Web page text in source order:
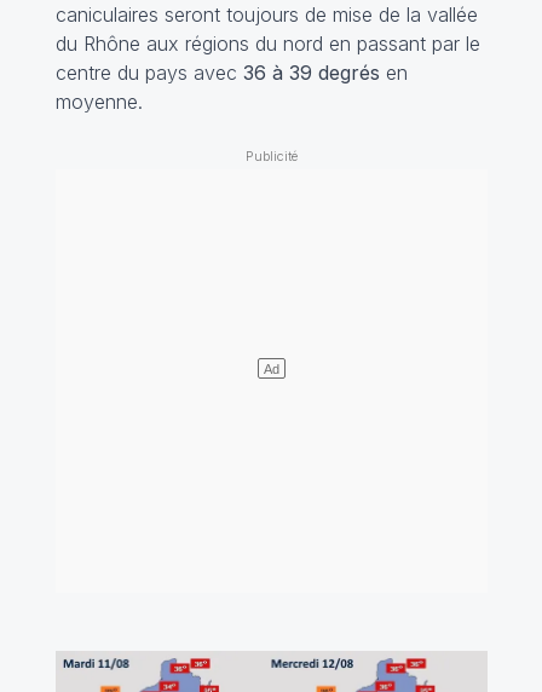
caniculaires seront toujours de mise de la vallée
du Rhône aux régions du nord en passant par le
centre du pays avec 36 à 39 degrés en
moyenne.